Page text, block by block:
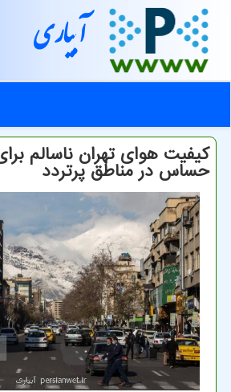
آبیاری
كیفیت هوای تهران ناسالم
حساس در مناطق پرتردد